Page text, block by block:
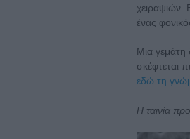
χειραψιών.
ένας
Μια γεμάτη
σκέφτεται
εδώ τη
H ταινία